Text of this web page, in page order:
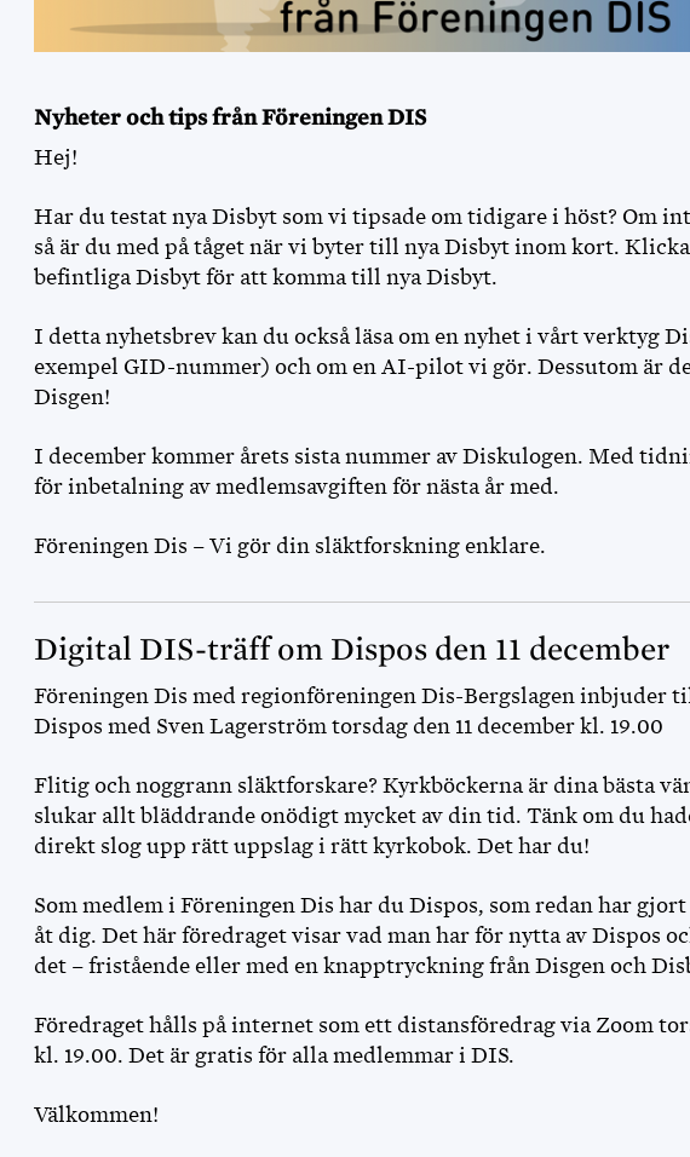
Nyheter och tips från Föreningen DIS
Hej!
Har du testat nya Disbyt som vi tipsade om tidigare i höst? Om
så är du med på tåget när vi byter till nya Disbyt inom kort.
befintliga Disbyt för att komma till nya Disbyt.
I detta nyhetsbrev kan du också läsa om en nyhet i vårt verktyg
exempel GID-nummer) och om en AI-pilot vi gör. Dessutom är
Disgen!
I december kommer årets sista nummer av Diskulogen. Med
för inbetalning av medlemsavgiften för nästa år med.
Föreningen Dis – Vi gör din släktforskning enklare.
Digital DIS-träff om Dispos den 11 december
Föreningen Dis med regionföreningen Dis-Bergslagen inbjuder
Dispos med Sven Lagerström torsdag den 11 december kl. 19.00
Flitig och noggrann släktforskare? Kyrkböckerna är dina bästa
slukar allt bläddrande onödigt mycket av din tid. Tänk om du
direkt slog upp rätt uppslag i rätt kyrkobok. Det har du!
Som medlem i Föreningen Dis har du Dispos, som redan har
åt dig. Det här föredraget visar vad man har för nytta av Dispos
det – fristående eller med en knapptryckning från Disgen och
Föredraget hålls på internet som ett distansföredrag via Zoom
kl. 19.00. Det är gratis för alla medlemmar i DIS.
Välkommen!